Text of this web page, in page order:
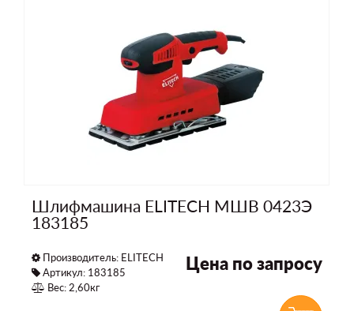
Шлифмашина ELITECH МШВ 0423Э
183185
Производитель: ELITECH
Артикул: 183185
Вес: 2,60кг
Цена по запросу